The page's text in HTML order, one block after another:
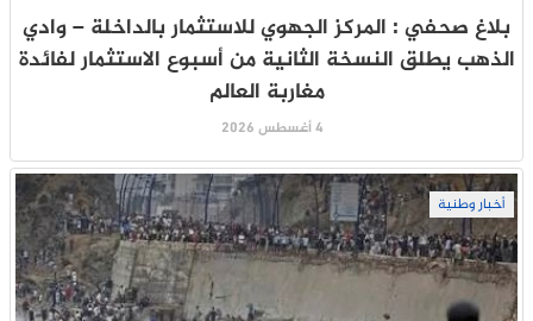
بلاغ صحفي : المركز الجهوي للاستثمار بالداخلة – وادي
الذهب يطلق النسخة الثانية من أسبوع الاستثمار لفائدة
مغاربة العالم
4 أغسطس 2026
أخبار وطنية